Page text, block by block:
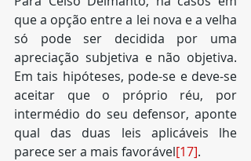
que a opção entre a lei nova e a velha
só pode ser decidida por uma
apreciação subjetiva e não objetiva.
Em tais hipóteses, pode-se e deve-se
aceitar que o próprio réu, por
intermédio do seu defensor, aponte
qual das duas leis aplicáveis lhe
parece ser a mais favorável[17].